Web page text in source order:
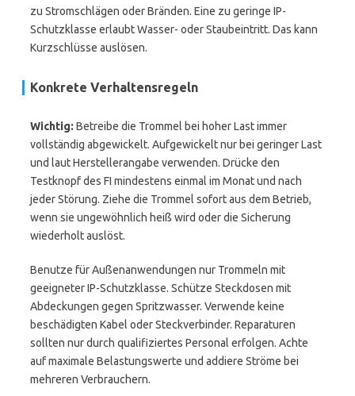
zu Stromschlägen oder Bränden. Eine zu geringe IP-
Schutzklasse erlaubt Wasser- oder Staubeintritt. Das kann
Kurzschlüsse auslösen.
Konkrete Verhaltensregeln
Wichtig: Betreibe die Trommel bei hoher Last immer
vollständig abgewickelt. Aufgewickelt nur bei geringer Last
und laut Herstellerangabe verwenden. Drücke den
Testknopf des FI mindestens einmal im Monat und nach
jeder Störung. Ziehe die Trommel sofort aus dem Betrieb,
wenn sie ungewöhnlich heiß wird oder die Sicherung
wiederholt auslöst.
Benutze für Außenanwendungen nur Trommeln mit
geeigneter IP-Schutzklasse. Schütze Steckdosen mit
Abdeckungen gegen Spritzwasser. Verwende keine
beschädigten Kabel oder Steckverbinder. Reparaturen
sollten nur durch qualifiziertes Personal erfolgen. Achte
auf maximale Belastungswerte und addiere Ströme bei
mehreren Verbrauchern.